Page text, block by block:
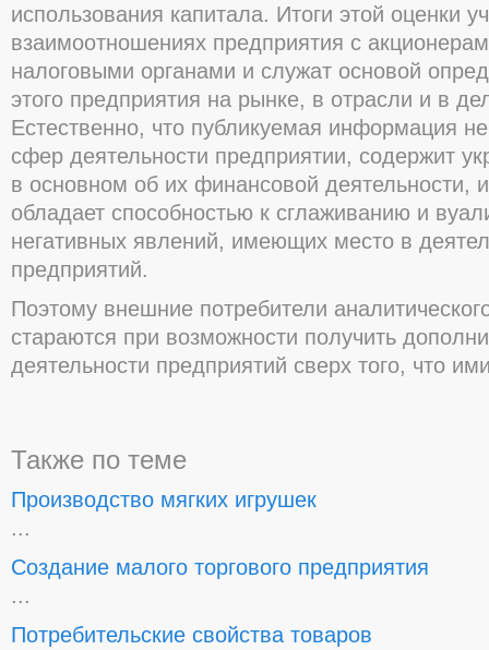
использования капитала. Итоги этой оценки
взаимоотношениях предприятия с
налоговыми органами и служат основой
этого предприятия на рынке, в отрасли и в
Естественно, что публикуемая информация не
сфер деятельности предприятии, содержит
в основном об их финансовой деятельности,
обладает способностью к сглаживанию и
негативных явлений, имеющих место в
предприятий.
Поэтому внешние потребители
стараются при возможности получить
деятельности предприятий сверх того, что
Также по теме
Производство мягких игрушек
...
Создание малого торгового предприятия
...
Потребительские свойства товаров